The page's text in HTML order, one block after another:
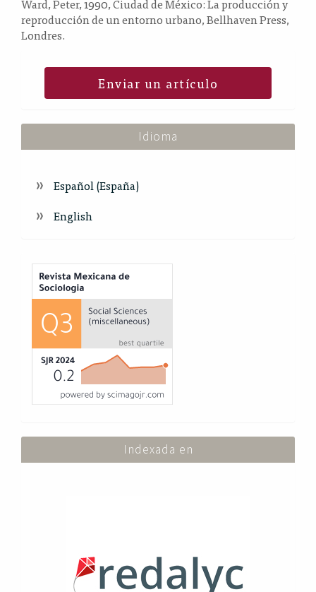
Ward, Peter, 1990, Ciudad de México: La producción y
reproducción de un entorno urbano, Bellhaven Press,
Londres.
Enviar un artículo
Idioma
Español (España)
English
Index
Indexada en